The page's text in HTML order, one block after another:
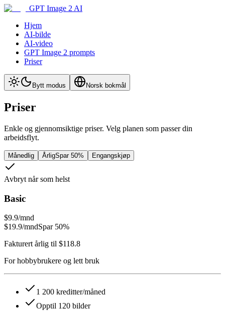
GPT Image 2 AI
Hjem
AI-bilde
AI-video
GPT Image 2 prompts
Priser
Bytt modus Norsk bokmål
Priser
Enkle og gjennomsiktige priser. Velg planen som passer din
arbeidsflyt.
Månedlig ÅrligSpar 50% Engangskjøp
Avbryt når som helst
Basic
$9.9/mnd
$19.9/mndSpar 50%
Fakturert årlig til $118.8
For hobbybrukere og lett bruk
1 200 kreditter/måned
Opptil 120 bilder